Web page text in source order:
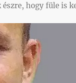
észre, hogy füle is